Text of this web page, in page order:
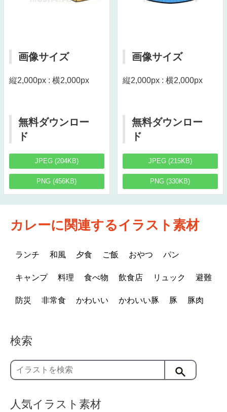
画像サイズ
縦2,000px : 横2,000px
無料ダウンロー
ド
JPEG (204KB)
PNG (456KB)
画像サイズ
縦2,000px : 横2,000px
無料ダウンロー
ド
JPEG (215KB)
PNG (330KB)
カレーに関連するイラスト素材
ランチ 和風 夕食 ご飯 おやつ パン
キャンプ 料理 食べ物 飲食店 リュック 避難
防災 非常食 かわいい かわいい豚 豚 豚肉
検索
人気イラスト素材